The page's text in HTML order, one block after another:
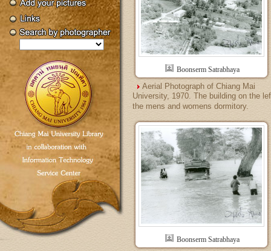
Boonserm Satrabhaya
Aerial Photograph of Chiang Mai
University, 1970. The building on the
the mens and womens dormitory.
Boonserm Satrabhaya